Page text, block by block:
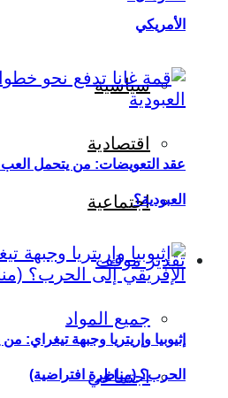
سياسية
اقتصادية
اجتماعية
تقدير موقف
جميع المواد
اجتماعي
الأمريكي
عقد التعويضات: من يتحمل
العبودية؟
إثيوبيا وإريتريا وجبهة تيغراي:
الحرب؟ (مناظرة افتراضية)